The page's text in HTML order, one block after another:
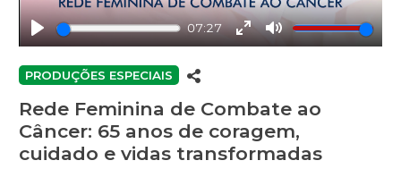
Play
07:27
EnterMute
PRODUÇÕES ESPECIAIS
Rede Feminina de Combate ao
Câncer: 65 anos de coragem,
cuidado e vidas transformadas